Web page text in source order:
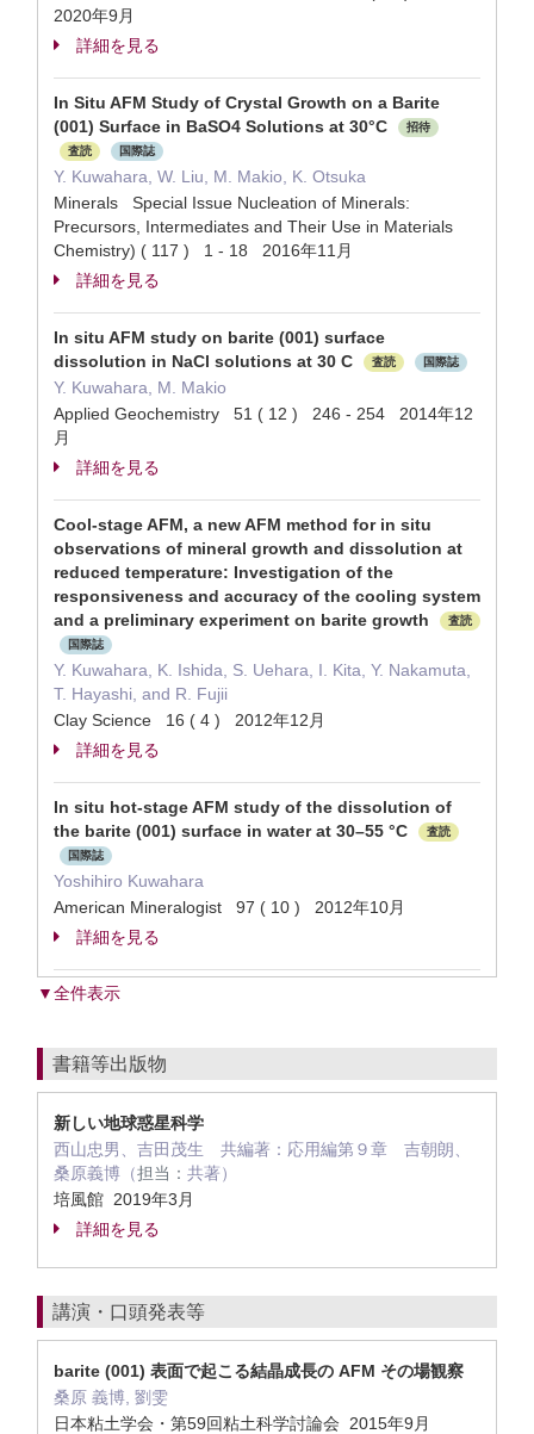
2020年9月
詳細を見る
In Situ AFM Study of Crystal Growth on a Barite
(001) Surface in BaSO4 Solutions at 30°C
招待
査読
国際誌
Y. Kuwahara, W. Liu, M. Makio, K. Otsuka
Minerals Special Issue Nucleation of Minerals:
Precursors, Intermediates and Their Use in Materials
Chemistry) ( 117 ) 1 - 18 2016年11月
詳細を見る
In situ AFM study on barite (001) surface
dissolution in NaCl solutions at 30 C
査読 国際誌
Y. Kuwahara, M. Makio
Applied Geochemistry 51 ( 12 ) 246 - 254 2014年12
月
詳細を見る
Cool-stage AFM, a new AFM method for in situ
observations of mineral growth and dissolution at
reduced temperature: Investigation of the
responsiveness and accuracy of the cooling system
and a preliminary experiment on barite growth
査読
国際誌
Y. Kuwahara, K. Ishida, S. Uehara, I. Kita, Y. Nakamuta,
T. Hayashi, and R. Fujii
Clay Science 16 ( 4 ) 2012年12月
詳細を見る
In situ hot-stage AFM study of the dissolution of
the barite (001) surface in water at 30–55 °C
査読
国際誌
Yoshihiro Kuwahara
American Mineralogist 97 ( 10 ) 2012年10月
詳細を見る
▼全件表示
書籍等出版物
新しい地球惑星科学
西山忠男、吉田茂生 共編著：応用編第９章 吉朝朗、
桑原義博（担当： 共著）
培風館 2019年3月
詳細を見る
講演・口頭発表等
barite (001) 表面で起こる結晶成長の AFM その場観察
桑原 義博, 劉雯
日本粘土学会・第59回粘土科学討論会 2015年9月